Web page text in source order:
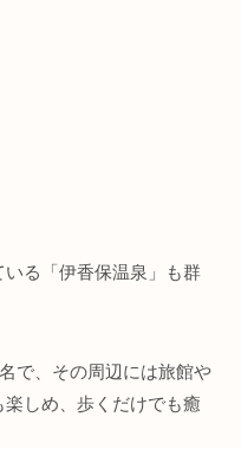
る「伊香保温泉」も群
で、その周辺には旅館や
しめ、歩くだけでも癒